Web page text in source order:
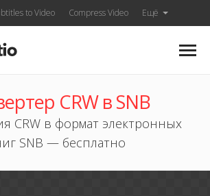
to Video Compress Video Ещё
CRW в SNB
CRW в формат электронных
SNB — бесплатно